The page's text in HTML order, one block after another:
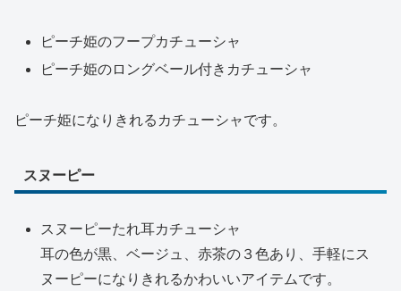
ピーチ姫のフープカチューシャ
ピーチ姫のロングベール付きカチューシャ
ピーチ姫になりきれるカチューシャです。
スヌーピー
スヌーピーたれ耳カチューシャ
耳の色が黒、ベージュ、赤茶の３色あり、手軽にス
ヌーピーになりきれるかわいいアイテムです。